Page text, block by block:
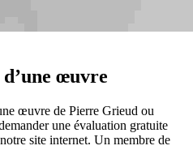
œuvre
œuvre de Pierre Grieud ou
une évaluation gratuite
site internet. Un membre de